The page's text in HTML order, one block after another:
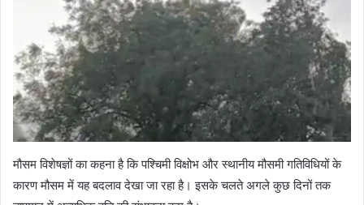
मौसम विशेषज्ञों का कहना है कि पश्चिमी विक्षोभ और स्थानीय मौसमी गतिविधियों के
कारण मौसम में यह बदलाव देखा जा रहा है। इसके चलते अगले कुछ दिनों तक